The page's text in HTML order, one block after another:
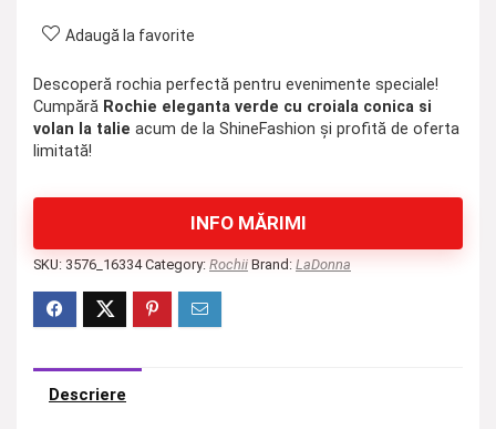
Adaugă la favorite
Descoperă rochia perfectă pentru evenimente speciale!
Cumpără Rochie eleganta verde cu croiala conica si
volan la talie acum de la ShineFashion și profită de oferta
limitată!
INFO MĂRIMI
SKU: 3576_16334 Category: Rochii Brand: LaDonna
Descriere